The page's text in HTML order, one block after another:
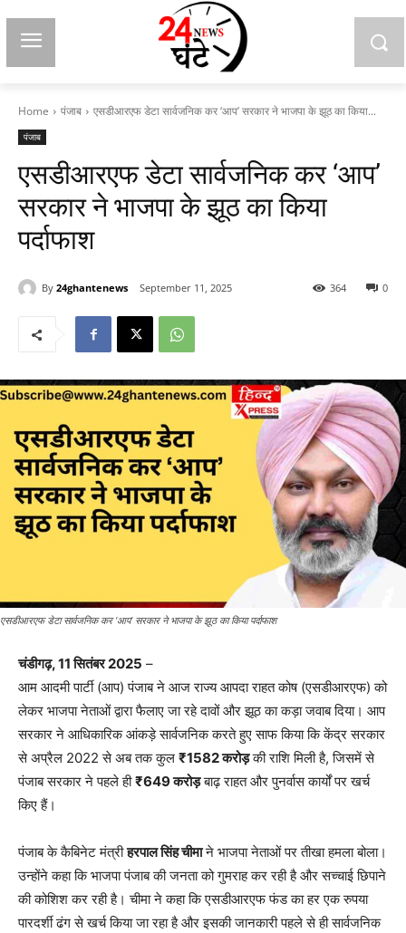
Home पंजाब एसडीआरएफ डेटा सार्वजनिक कर ‘आप’ सरकार ने भाजपा के झूठ का किया...
पंजाब
एसडीआरएफ डेटा सार्वजनिक कर ‘आप’
सरकार ने भाजपा के झूठ का किया
पर्दाफाश
By 24ghantenews September 11, 2025 0
364
एसडीआरएफ डेटा सार्वजनिक कर ‘आप’ सरकार ने भाजपा के झूठ का किया पर्दाफाश
चंडीगढ़, 11 सितंबर 2025 –
आम आदमी पार्टी (आप) पंजाब ने आज राज्य आपदा राहत कोष (एसडीआरएफ) को
लेकर भाजपा नेताओं द्वारा फैलाए जा रहे दावों और झूठ का कड़ा जवाब दिया। आप
सरकार ने आधिकारिक आंकड़े सार्वजनिक करते हुए साफ किया कि केंद्र सरकार
से अप्रैल 2022 से अब तक कुल ₹1582 करोड़की राशि मिली है, जिसमें से
पंजाब सरकार ने पहले ही₹649 करोड़बाढ़ राहत और पुनर्वास कार्यों पर खर्च
किए हैं।
पंजाब के कैबिनेट मंत्रीहरपाल सिंह चीमाने भाजपा नेताओं पर तीखा हमला बोला।
उन्होंने कहा कि भाजपा पंजाब की जनता को गुमराह कर रही है और सच्चाई छिपाने
की कोशिश कर रही है। चीमा ने कहा कि एसडीआरएफ फंड का हर एक रुपया
पारदर्शी ढंग से खर्च किया जा रहा है और इसकी जानकारी पहले से ही सार्वजनिक